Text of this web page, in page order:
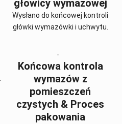
głowicy wymazowej
Wysłano do końcowej kontroli
główki wymazówki i uchwytu.
Końcowa kontrola
wymazów z
pomieszczeń
czystych & Proces
pakowania